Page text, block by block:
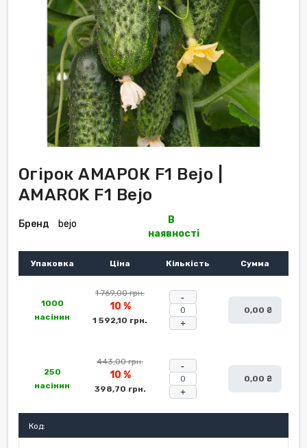
Огірок АМАРОК F1 Bejo |
AMAROK F1 Bejo
Бренд bejo
В
наявності
Упаковка Ціна Кількість Сумма
1000
насінин
1 769,00 грн.
10 %
1 592,10 грн. +
0,00 ₴
250
насінин
443,00 грн.
10 %
398,70 грн. +
0,00 ₴
Код: